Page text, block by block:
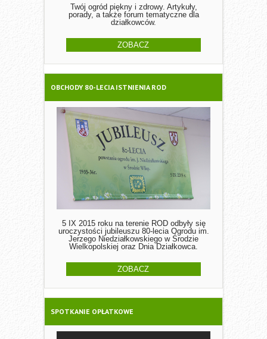
Twój ogród piękny i zdrowy. Artykuły,
porady, a także forum tematyczne dla
działkowców.
ZOBACZ
OBCHODY 80-LECIA ISTNIENIA ROD
5 IX 2015 roku na terenie ROD odbyły się
uroczystości jubileuszu 80-lecia Ogrodu im.
Jerzego Niedziałkowskiego w Środzie
Wielkopolskiej oraz Dnia Działkowca.
ZOBACZ
SPOTKANIE OPŁATKOWE